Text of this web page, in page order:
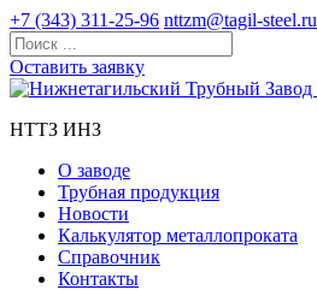
+7 (343) 311-25-96 nttzm@tagil-steel.ru
Оставить заявку
НТТЗ ИНЗ
О заводе
Трубная продукция
Новости
Калькулятор металлопроката
Справочник
Контакты